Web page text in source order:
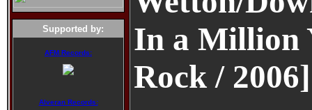
Supported by:
AFM Records:
Alveran Records:
In a Million
Rock / 2006]